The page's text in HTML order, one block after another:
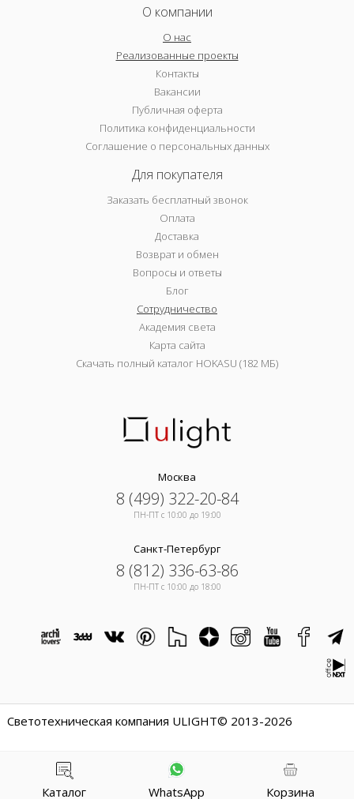
О компании
О нас
Реализованные проекты
Контакты
Вакансии
Публичная оферта
Политика конфиденциальности
Соглашение о персональных данных
Для покупателя
Заказать бесплатный звонок
Оплата
Доставка
Возврат и обмен
Вопросы и ответы
Блог
Сотрудничество
Академия света
Карта сайта
Скачать полный каталог HOKASU (182 МБ)
Москва
8 (499) 322-20-84
ПН-ПТ c 10:00 до 19:00
Санкт-Петербург
8 (812) 336-63-86
ПН-ПТ c 10:00 до 18:00
Светотехническая компания ULIGHT© 2013-2026
Каталог WhatsApp Корзина